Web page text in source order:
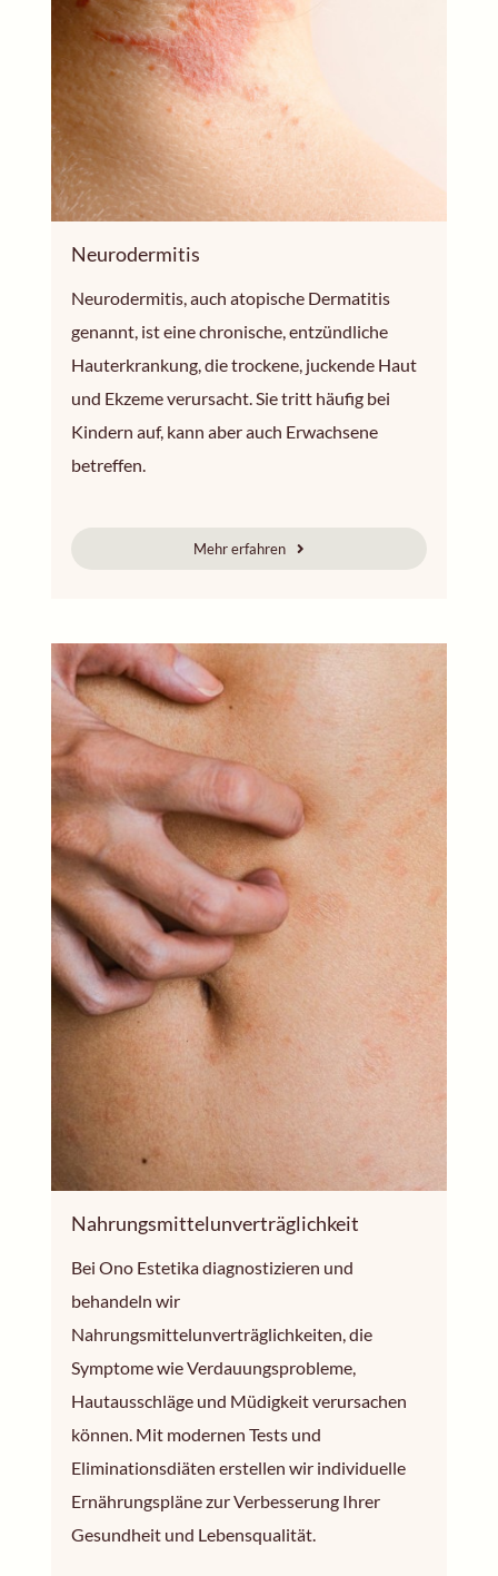
Neurodermitis
Neurodermitis, auch atopische Dermatitis
genannt, ist eine chronische, entzündliche
Hauterkrankung, die trockene, juckende Haut
und Ekzeme verursacht. Sie tritt häufig bei
Kindern auf, kann aber auch Erwachsene
betreffen.
Mehr erfahren
Nahrungsmittelunverträglichkeit
Bei Ono Estetika diagnostizieren und
behandeln wir
Nahrungsmittelunverträglichkeiten, die
Symptome wie Verdauungsprobleme,
Hautausschläge und Müdigkeit verursachen
können. Mit modernen Tests und
Eliminationsdiäten erstellen wir individuelle
Ernährungspläne zur Verbesserung Ihrer
Gesundheit und Lebensqualität.